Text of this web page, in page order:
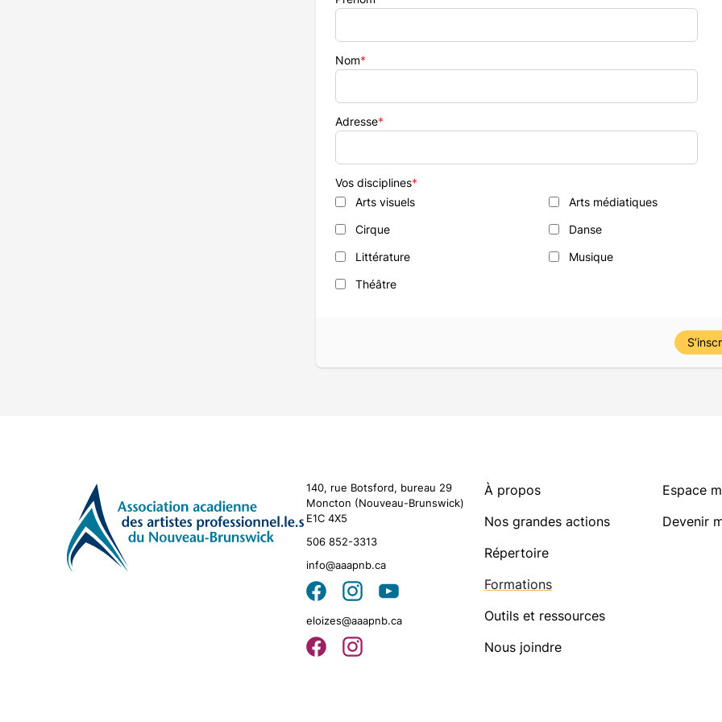
Nom*
Adresse*
Vos disciplines*
Arts visuels
Arts médiatiques
Cirque
Danse
Littérature
Musique
Théâtre
140, rue Botsford, bureau 29
Moncton (Nouveau-Brunswick)
E1C 4X5
506 852-3313
info@aaapnb.ca
eloizes@aaapnb.ca
À propos
Nos grandes actions
Répertoire
Formations
Outils et ressources
Nous joindre
Espace
Devenir